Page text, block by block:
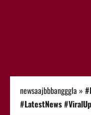
newsaajbbbangggla »
#LatestNews